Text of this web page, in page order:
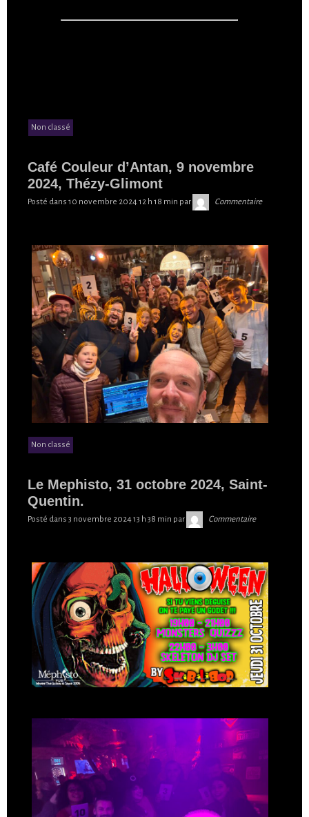
Non classé
Café Couleur d’Antan, 9 novembre
2024, Thézy-Glimont
Posté dans 10 novembre 2024 12 h 18 min par Skibilibop
Commentaire
Non classé
Le Mephisto, 31 octobre 2024, Saint-
Quentin.
Posté dans 3 novembre 2024 13 h 38 min par Skibilibop
Commentaire